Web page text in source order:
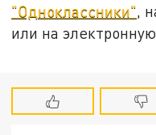
"Одноклассники",
или на